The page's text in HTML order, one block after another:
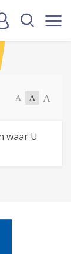
A A A
waar U